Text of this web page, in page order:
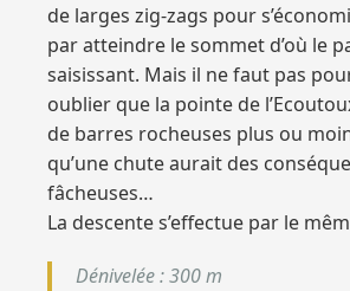
de larges zig-zags pour
par atteindre le sommet d’où le
saisissant. Mais il ne faut pas
oublier que la pointe de
de barres rocheuses plus ou
qu’une chute aurait des
fâcheuses…
La descente s’effectue par le
Dénivelée: 300 m